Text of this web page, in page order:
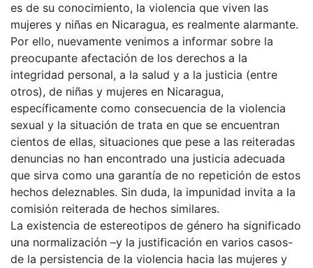
es de su conocimiento, la violencia que viven las
mujeres y niñas en Nicaragua, es realmente alarmante.
Por ello, nuevamente venimos a informar sobre la
preocupante afectación de los derechos a la
integridad personal, a la salud y a la justicia (entre
otros), de niñas y mujeres en Nicaragua,
específicamente como consecuencia de la violencia
sexual y la situación de trata en que se encuentran
cientos de ellas, situaciones que pese a las reiteradas
denuncias no han encontrado una justicia adecuada
que sirva como una garantía de no repetición de estos
hechos deleznables. Sin duda, la impunidad invita a la
comisión reiterada de hechos similares.
La existencia de estereotipos de género ha significado
una normalización –y la justificación en varios casos-
de la persistencia de la violencia hacia las mujeres y